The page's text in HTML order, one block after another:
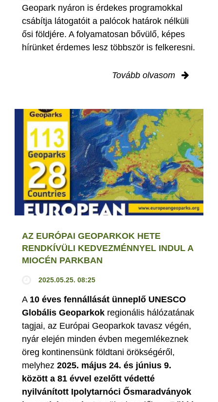
Geopark nyáron is érdekes programokkal
csábítja látogatóit a palócok határok nélküli
ősi földjére. A folyamatosan bővülő, képes
hírünket érdemes lesz többször is felkeresni.
Tovább olvasom
AZ EURÓPAI GEOPARKOK HETE
RENDKÍVÜLI KEDVEZMÉNNYEL INDUL A
MIOCÉN PARKBAN
2025.05.25. 08:25
A 10 éves fennállását ünneplő UNESCO
Globális Geoparkok regionális hálózatának
tagjai, az Európai Geoparkok tavasz végén,
nyár elején minden évben megemlékeznek
öreg kontinensünk földtani örökségéről,
melyhez 2025. május 24. és június 9.
között a 81 évvel ezelőtt védetté
nyilvánított Ipolytarnóci Ősmaradványok